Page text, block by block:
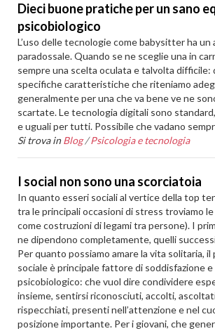
Dieci buone pratiche per un sano
psicobiologico
L’uso delle tecnologie come babysitter ha
paradossale. Quando se ne sceglie una in
sempre una scelta oculata e talvolta difficile:
specifiche caratteristiche che riteniamo
generalmente per una che va bene ve ne
scartate. Le tecnologia digitali sono
e uguali per tutti. Possibile che vadano
Si trova in Blog /Psicologia e tecnologia
I social non sono una scorciatoia
In quanto esseri sociali al vertice della top
tra le principali occasioni di stress troviamo
come costruzioni di legami tra persone). I
ne dipendono completamente, quelli
Per quanto possiamo amare la vita solitaria,
sociale è principale fattore di soddisfazione
psicobiologico: che vuol dire condividere
insieme, sentirsi riconosciuti, accolti,
rispecchiati, presenti nell’attenzione e nel
posizione importante. Per i giovani, che